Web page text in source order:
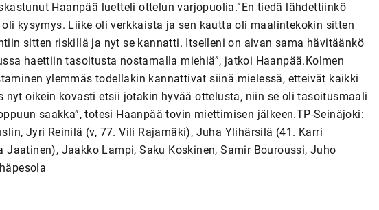
Haanpää luetteli ottelun varjopuolia.”En tiedä lähdettiinkö
kysymys. Liike oli verkkaista ja sen kautta oli maalintekokin sitten
sitten riskillä ja nyt se kannatti. Itselleni on aivan sama hävitäänkö
haettiin tasoitusta nostamalla miehiä”, jatkoi Haanpää.Kolmen
ylemmäs todellakin kannattivat siinä mielessä, etteivät kaikki
nyt oikein kovasti etsii jotakin hyvää ottelusta, niin se oli tasoitusmaali
saakka”, totesi Haanpää tovin miettimisen jälkeen.TP-Seinäjoki:
Jyri Reinilä (v, 77. Vili Rajamäki), Juha Ylihärsilä (41. Karri
Jaatinen), Jaakko Lampi, Saku Koskinen, Samir Bouroussi, Juho